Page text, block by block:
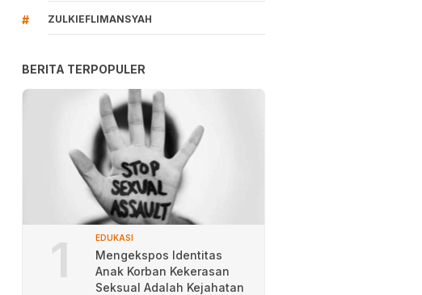
# ZULKIEFLIMANSYAH
BERITA TERPOPULER
1 EDUKASI
Mengekspos Identitas
Anak Korban Kekerasan
Seksual Adalah Kejahatan